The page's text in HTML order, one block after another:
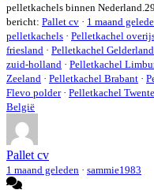
pelletkachels binnen Nederland.
bericht: Pallet cv · 1 maand
pelletkachels · Pelletkachel
friesland · Pelletkachel Gelderland
zuid-holland · Pelletkachel
Zeeland · Pelletkachel Brabant ·
Flevo polder· Pelletkachel Twente
België
Pallet cv
1 maand geleden · sammie1983